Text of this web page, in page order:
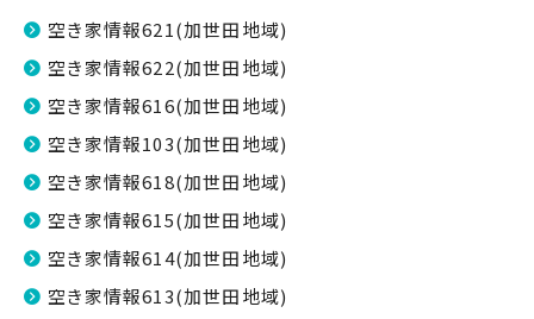
空き家情報621(加世田地域)
空き家情報622(加世田地域)
空き家情報616(加世田地域)
空き家情報103(加世田地域)
空き家情報618(加世田地域)
空き家情報615(加世田地域)
空き家情報614(加世田地域)
空き家情報613(加世田地域)